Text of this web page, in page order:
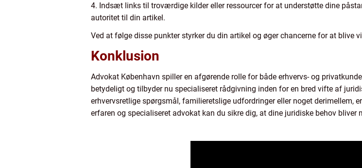
4. Indsæt links til troværdige kilder eller ressourcer for at understøtte dine
autoritet til din artikel.
Ved at følge disse punkter styrker du din artikel og øger chancerne for at blive
Konklusion
Advokat København spiller en afgørende rolle for både erhvervs- og
betydeligt og tilbyder nu specialiseret rådgivning inden for en bred vifte af
erhvervsretlige spørgsmål, familieretslige udfordringer eller noget derimellem,
erfaren og specialiseret advokat kan du sikre dig, at dine juridiske behov